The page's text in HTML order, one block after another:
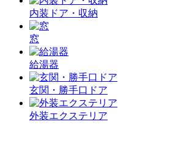
内装ドア・収納
窓
給湯器
玄関・勝手口ドア
外装エクステリア